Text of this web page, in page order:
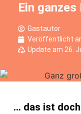
Ein
Gastautor
Veröffentlicht
Update am 26.
… das ist